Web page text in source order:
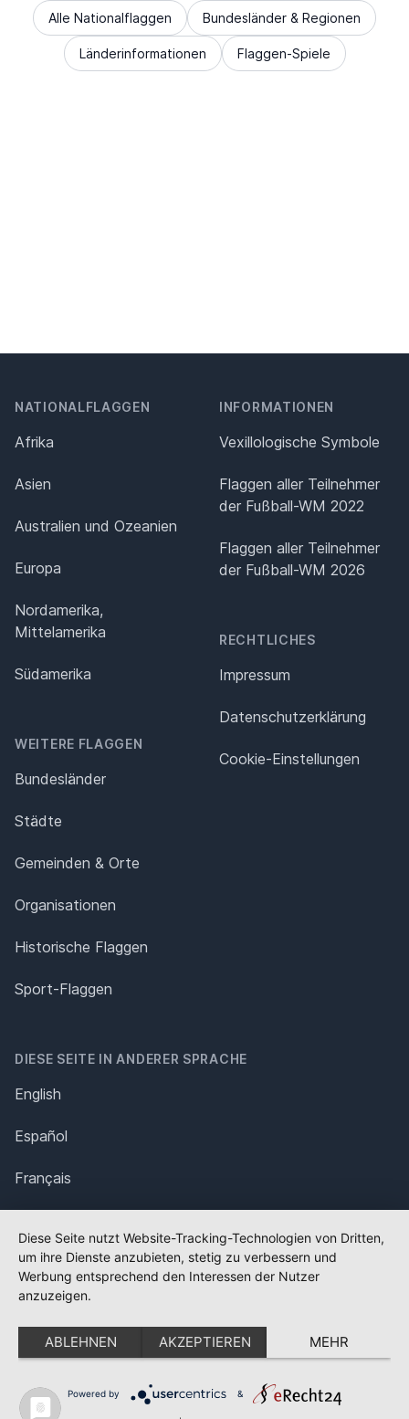
Alle Nationalflaggen Bundesländer & Regionen
Länderinformationen Flaggen-Spiele
NATIONALFLAGGEN
Afrika
Asien
Australien und Ozeanien
Europa
Nordamerika,
Mittelamerika
Südamerika
WEITERE FLAGGEN
Bundesländer
Städte
Gemeinden & Orte
Organisationen
Historische Flaggen
Sport-Flaggen
INFORMATIONEN
Vexillologische Symbole
Flaggen aller Teilnehmer
der Fußball-WM 2022
Flaggen aller Teilnehmer
der Fußball-WM 2026
RECHTLICHES
Impressum
Datenschutz­erklärung
Cookie-Einstellungen
DIESE SEITE IN ANDERER SPRACHE
English
Español
Français
Polska
Português
Nederlands
Svenska
Diese Seite nutzt Website-Tracking-Technologien von Dritten,
um ihre Dienste anzubieten, stetig zu verbessern und
Werbung entsprechend den Interessen der Nutzer
anzuzeigen.
ABLEHNEN AKZEPTIEREN MEHR
Powered by &